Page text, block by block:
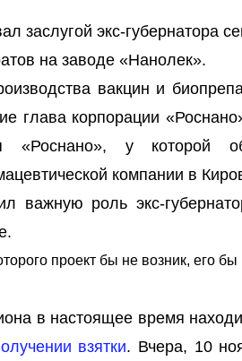
заслугой экс-губернатора
на заводе «Нанолек».
вакцин и
глава корпорации
«Роснано», у которой
компании в
важную роль экс-
проект бы не возник, его
в настоящее время
взятки. Вчера, 10